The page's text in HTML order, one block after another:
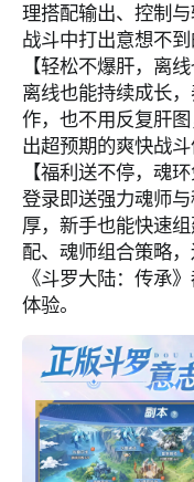
理搭配输出、控制
战斗中打出意想不到
【轻松不爆肝，离线
离线也能持续成长
作，也不用反复肝
出超预期的爽快战斗
【福利送不停，魂环
登录即送强力魂师
厚，新手也能快速
配、魂师组合策略
《斗罗大陆：传承
体验。